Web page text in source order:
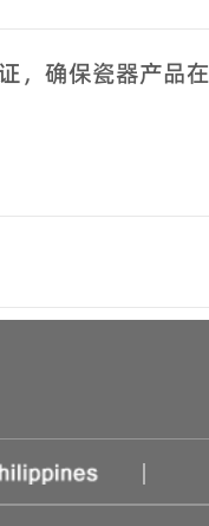
，确保瓷器产品
|